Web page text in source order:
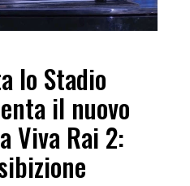
lo Stadio
il nuovo
Viva Rai 2: